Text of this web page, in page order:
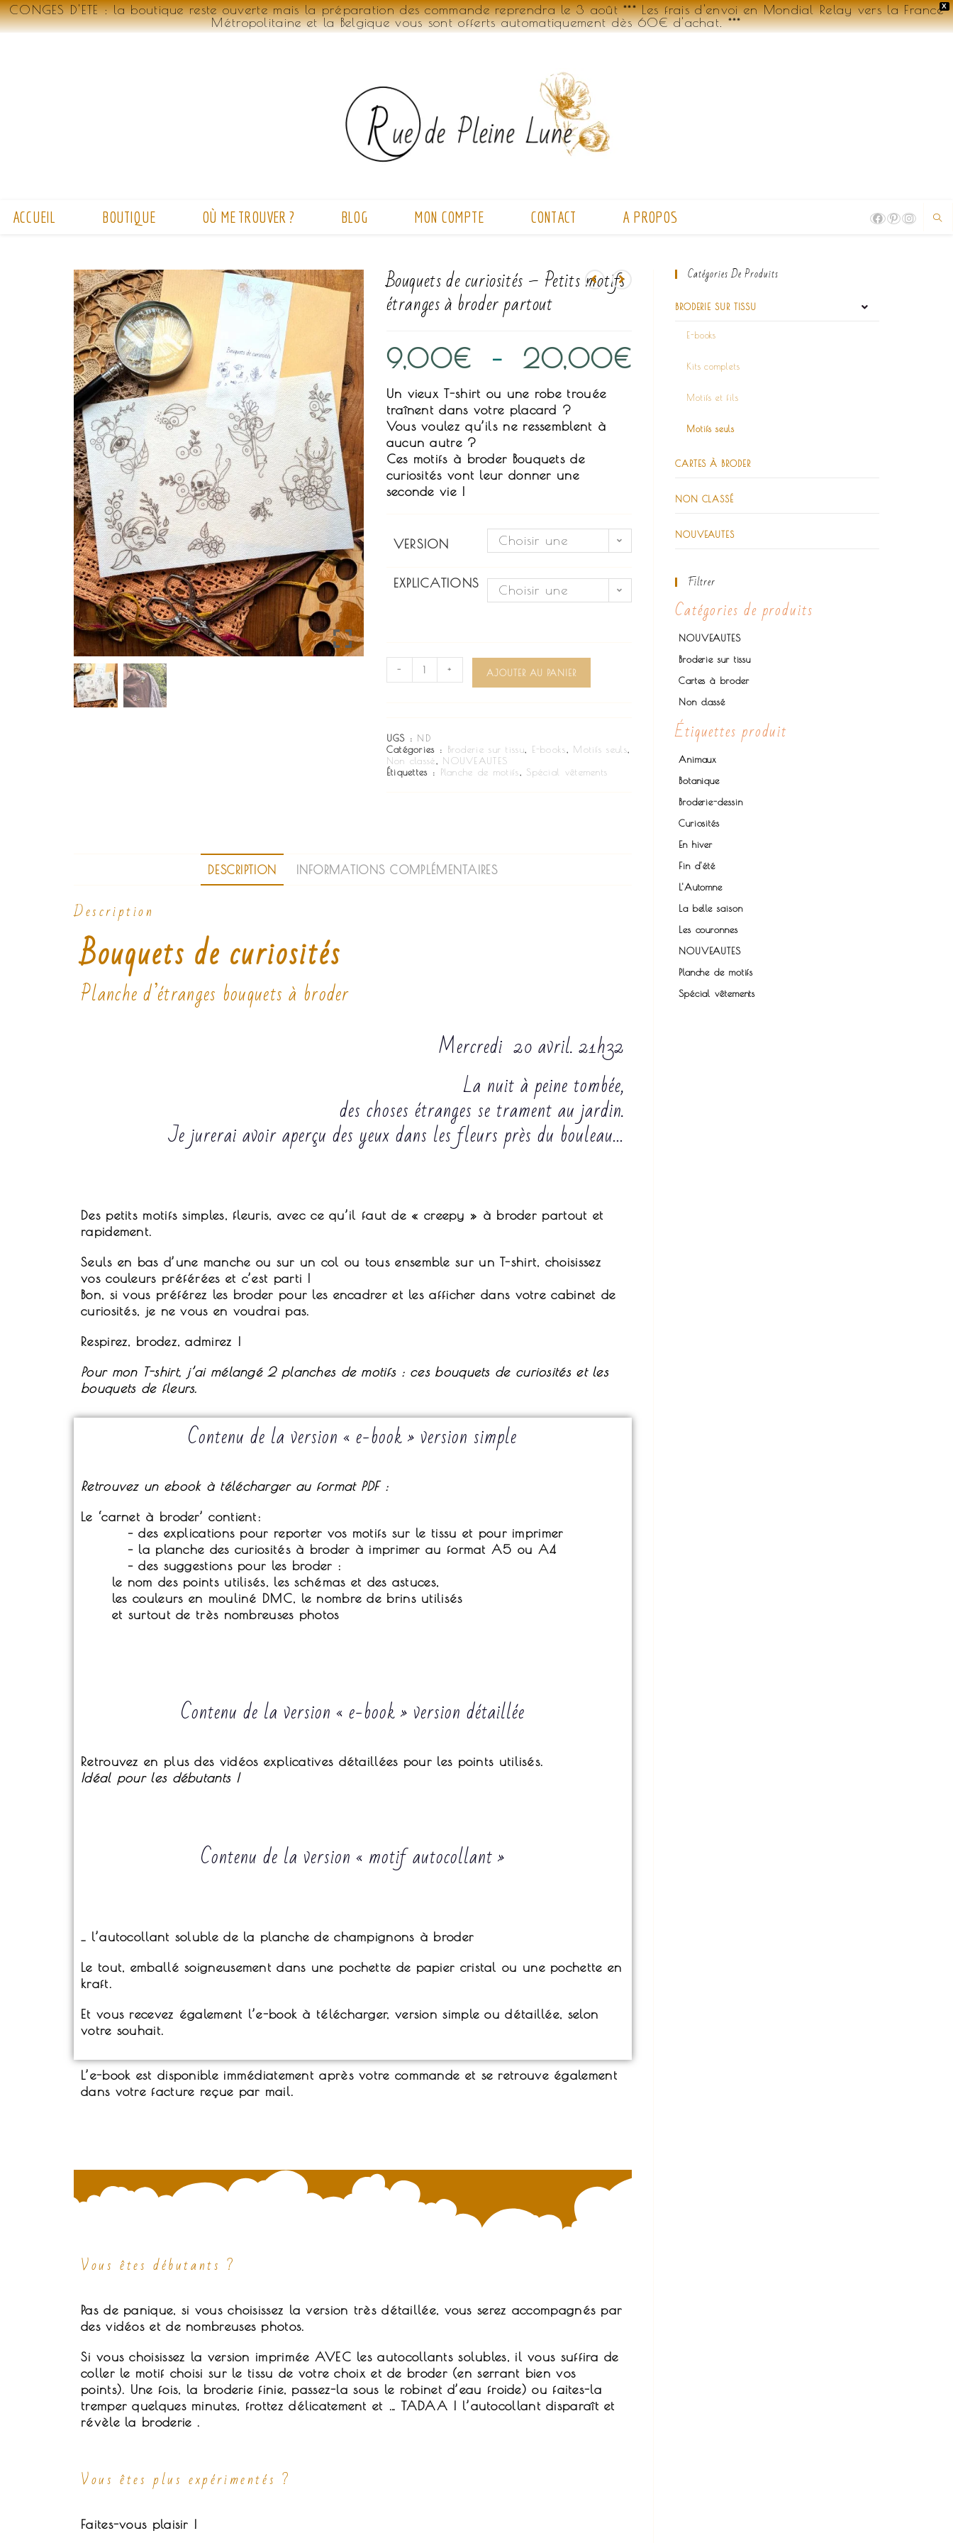
X
CONGES D'ETE : la boutique reste ouverte mais la préparation des commande reprendra le 3 août *** Les frais d'envoi en Mondial Relay vers la France
Métropolitaine et la Belgique vous sont offerts automatiquement dès 60€ d'achat. ***
ACCUEIL BOUTIQUE OÙ ME TROUVER ? BLOG MON COMPTE CONTACT A PROPOS
Bouquets de curiosités – Petits motifs
étranges à broder partout
9,00€ – 20,00€
Un vieux T-shirt ou une robe trouée
traînent dans votre placard ?
Vous voulez qu’ils ne ressemblent à
aucun autre ?
Ces motifs à broder Bouquets de
curiosités vont leur donner une
seconde vie !
VERSION
Choisir une
EXPLICATIONS
Choisir une
- + AJOUTER AU PANIER
UGS : ND
Catégories : Broderie sur tissu, E-books, Motifs seuls,
Non classé, NOUVEAUTES
Étiquettes : Planche de motifs, Spécial vêtements
DESCRIPTION INFORMATIONS COMPLÉMENTAIRES
Description
Bouquets de curiosités
Planche d’étranges bouquets à broder
Mercredi 20 avril. 21h32
La nuit à peine tombée,
des choses étranges se trament au jardin.
Je jurerai avoir aperçu des yeux dans les fleurs près du bouleau…
Des petits motifs simples, fleuris, avec ce qu’il faut de « creepy » à broder partout et
rapidement.
Seuls en bas d’une manche ou sur un col ou tous ensemble sur un T-shirt, choisissez
vos couleurs préférées et c’est parti !
Bon, si vous préférez les broder pour les encadrer et les afficher dans votre cabinet de
curiosités, je ne vous en voudrai pas.
Respirez, brodez, admirez !
Pour mon T-shirt, j’ai mélangé 2 planches de motifs : ces bouquets de curiosités et les
bouquets de fleurs.
Contenu de la version « e-book » version simple
Retrouvez un ebook à télécharger au format PDF :
Le ‘carnet à broder’ contient:
– des explications pour reporter vos motifs sur le tissu et pour imprimer
– la planche des curiosités à broder à imprimer au format A5 ou A4
– des suggestions pour les broder :
le nom des points utilisés, les schémas et des astuces,
les couleurs en mouliné DMC, le nombre de brins utilisés
et surtout de très nombreuses photos
Contenu de la version « e-book » version détaillée
Retrouvez en plus des vidéos explicatives détaillées pour les points utilisés.
Idéal pour les débutants !
Contenu de la version « motif autocollant »
_ l’autocollant soluble de la planche de champignons à broder
Le tout, emballé soigneusement dans une pochette de papier cristal ou une pochette en
kraft.
Et vous recevez également l’e-book à télécharger, version simple ou détaillée, selon
votre souhait.
L’e-book est disponible immédiatement après votre commande et se retrouve également
dans votre facture reçue par mail.
Vous êtes débutants ?
Pas de panique, si vous choisissez la version très détaillée, vous serez accompagnés par
des vidéos et de nombreuses photos.
Si vous choisissez la version imprimée AVEC les autocollants solubles, il vous suffira de
coller le motif choisi sur le tissu de votre choix et de broder (en serrant bien vos
points). Une fois, la broderie finie, passez-la sous le robinet d’eau froide) ou faites-la
tremper quelques minutes, frottez délicatement et … TADAA ! l’autocollant disparaît et
révèle la broderie .
Vous êtes plus expérimentés ?
Faites-vous plaisir !
Catégories De Produits
BRODERIE SUR TISSU
E-books
Kits complets
Motifs et fils
Motifs seuls
CARTES À BRODER
NON CLASSÉ
NOUVEAUTES
Filtrer
Catégories de produits
NOUVEAUTES
Broderie sur tissu
Cartes à broder
Non classé
Étiquettes produit
Animaux
Botanique
Broderie-dessin
Curiosités
En hiver
Fin d'été
L'Automne
La belle saison
Les couronnes
NOUVEAUTES
Planche de motifs
Spécial vêtements